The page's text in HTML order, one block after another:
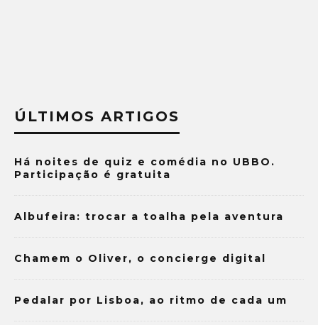
ÚLTIMOS ARTIGOS
Há noites de quiz e comédia no UBBO.
Participação é gratuita
Albufeira: trocar a toalha pela aventura
Chamem o Oliver, o concierge digital
Pedalar por Lisboa, ao ritmo de cada um